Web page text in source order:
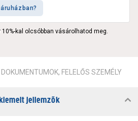
kal olcsóbban vásárolhatod meg.
DOKUMENTUMOK, FELELŐS SZEMÉLY
jellemzők